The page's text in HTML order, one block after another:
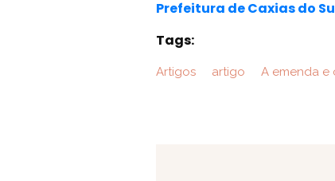
Prefeitura de Caxias do
Tags:
Artigos artigo A emenda e